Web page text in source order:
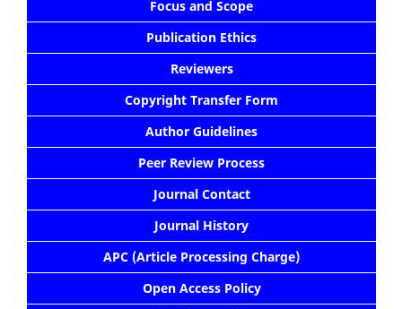
Focus and Scope
Publication Ethics
Reviewers
Copyright Transfer Form
Author Guidelines
Peer Review Process
Journal Contact
Journal History
APC (Article Processing Charge)
Open Access Policy